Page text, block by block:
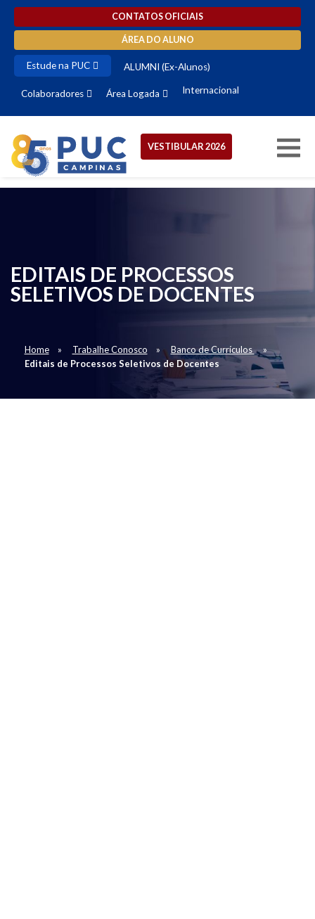
CONTATOS OFICIAIS
ÁREA DO ALUNO
Estude na PUC ALUMNI (Ex-Alunos)
Colaboradores Área Logada Internacional
VESTIBULAR 2026
EDITAIS DE PROCESSOS
SELETIVOS DE DOCENTES
Home Trabalhe Conosco
Banco de Currículos
Editais de Processos Seletivos de Docentes